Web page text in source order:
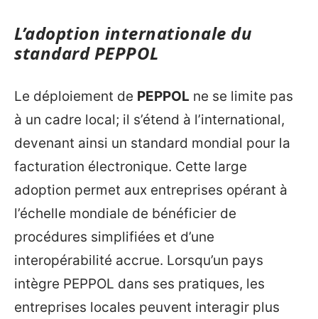
L’adoption internationale du
standard PEPPOL
Le déploiement de PEPPOL ne se limite pas
à un cadre local; il s’étend à l’international,
devenant ainsi un standard mondial pour la
facturation électronique. Cette large
adoption permet aux entreprises opérant à
l’échelle mondiale de bénéficier de
procédures simplifiées et d’une
interopérabilité accrue. Lorsqu’un pays
intègre PEPPOL dans ses pratiques, les
entreprises locales peuvent interagir plus